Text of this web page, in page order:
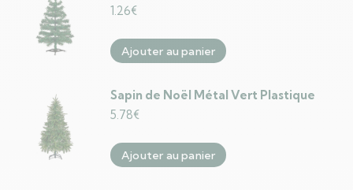
1.26€
Ajouter au panier
Sapin de Noël Métal Vert Plastique
5.78€
Ajouter au panier